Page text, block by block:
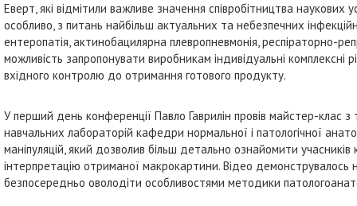
Еверт, які відмітили важливе значення співробітництва
особливо, з питань найбільш актуальних та небезпечних
ентеропатія, актинобацилярна плевропневмонія, респіраторно-
можливість запропонувати виробникам індивідуальні комплексні
вхідного контролю до отримання готового продукту.
У перший день конференції Павло Гаврилін провів майстер-клас з
навчальних лабораторій кафедри нормальної і патологічної
маніпуляцій, який дозволив більш детально ознайомити
інтерпретацію отриманої макрокартини. Відео демонструвалось
безпосередньо оволодіти особливостями методики